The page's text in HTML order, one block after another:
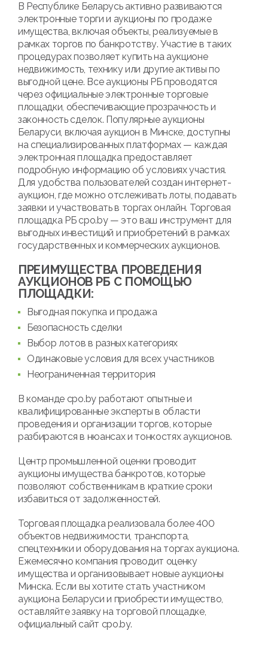
В Республике Беларусь активно развиваются
электронные торги и аукционы по продаже
имущества, включая объекты, реализуемые в
рамках торгов по банкротству. Участие в таких
процедурах позволяет купить на аукционе
недвижимость, технику или другие активы по
выгодной цене. Все аукционы РБ проводятся
через официальные электронные торговые
площадки, обеспечивающие прозрачность и
законность сделок. Популярные аукционы
Беларуси, включая аукцион в Минске, доступны
на специализированных платформах — каждая
электронная площадка предоставляет
подробную информацию об условиях участия.
Для удобства пользователей создан интернет-
аукцион, где можно отслеживать лоты, подавать
заявки и участвовать в торгах онлайн. Торговая
площадка РБ cpo.by — это ваш инструмент для
выгодных инвестиций и приобретений в рамках
государственных и коммерческих аукционов.
ПРЕИМУЩЕСТВА ПРОВЕДЕНИЯ
АУКЦИОНОВ РБ С ПОМОЩЬЮ
ПЛОЩАДКИ:
Выгодная покупка и продажа
Безопасность сделки
Выбор лотов в разных категориях
Одинаковые условия для всех участников
Неограниченная территория
В команде cpo.by работают опытные и
квалифицированные эксперты в области
проведения и организации торгов, которые
разбираются в нюансах и тонкостях аукционов.
Центр промышленной оценки проводит
аукционы имущества банкротов, которые
позволяют собственникам в краткие сроки
избавиться от задолженностей.
Торговая площадка реализовала более 400
объектов недвижимости, транспорта,
спецтехники и оборудования на торгах аукциона.
Ежемесячно компания проводит оценку
имущества и организовывает новые аукционы
Минска. Если вы хотите стать участником
аукциона Беларуси и приобрести имущество,
оставляйте заявку на торговой площадке,
официальный сайт cpo.by.